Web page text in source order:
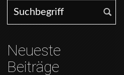
Search for:
Neueste
Beiträge